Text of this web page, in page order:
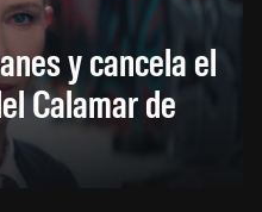
y cancela el
Calamar de